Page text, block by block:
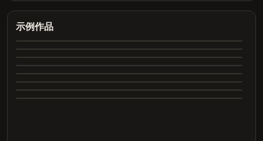
示例作品
Heartbreak Souvenirs
4:12
3:42
Summer Dreams
3:28
Neon Nights
4:05
Echoes of Yesterday
4:00
Dance All Night
3:24
Whispering Trees
2:26
Marry Me
2:31